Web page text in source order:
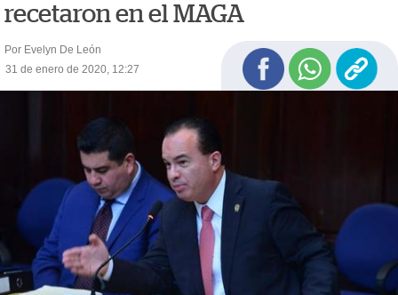
recetaron en el MAGA
Por Evelyn De León
31 de enero de 2020, 12:27